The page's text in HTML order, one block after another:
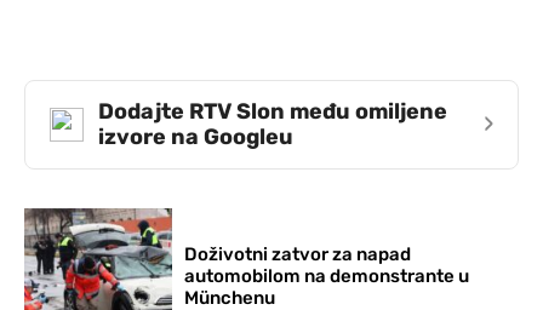
Dodajte RTV Slon među omiljene
izvore na Googleu
›
Doživotni zatvor za napad
automobilom na demonstrante u
Münchenu